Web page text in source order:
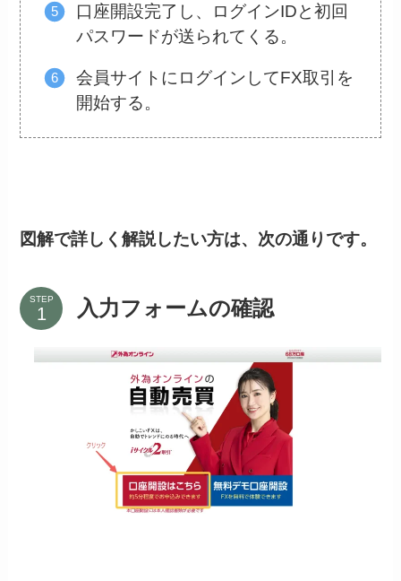
口座開設完了し、ログインIDと初回
パスワードが送られてくる。
会員サイトにログインしてFX取引を
開始する。
図解で詳しく解説したい方は、 次の通りです。
STEP 入力フォームの確認